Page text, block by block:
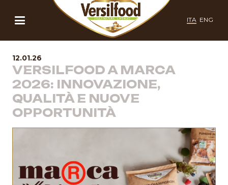
ITA ENG
12.01.26
VERSILFOOD A MARCA
2026: INNOVAZIONE,
QUALITÀ E NUOVE
OPPORTUNITÀ